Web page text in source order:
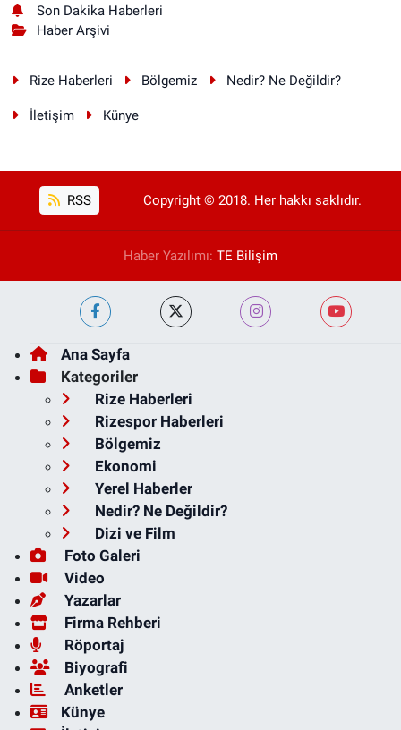
Son Dakika Haberleri
Haber Arşivi
Rize Haberleri Bölgemiz Nedir? Ne Değildir?
İletişim Künye
RSS Copyright © 2018. Her hakkı saklıdır.
Haber Yazılımı: TE Bilişim
Ana Sayfa
Kategoriler
Rize Haberleri
Rizespor Haberleri
Bölgemiz
Ekonomi
Yerel Haberler
Nedir? Ne Değildir?
Dizi ve Film
Foto Galeri
Video
Yazarlar
Firma Rehberi
Röportaj
Biyografi
Anketler
Künye